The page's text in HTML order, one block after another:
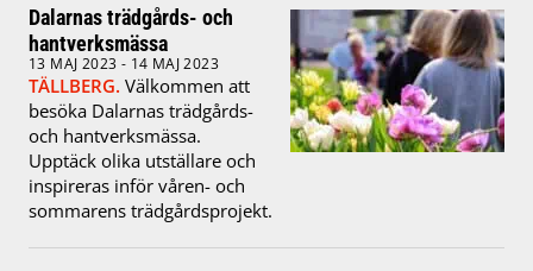
Dalarnas trädgårds- och
hantverksmässa
13 MAJ 2023 - 14 MAJ 2023
TÄLLBERG. Välkommen att
besöka Dalarnas trädgårds-
och hantverksmässa.
Upptäck olika utställare och
inspireras inför våren- och
sommarens trädgårdsprojekt.